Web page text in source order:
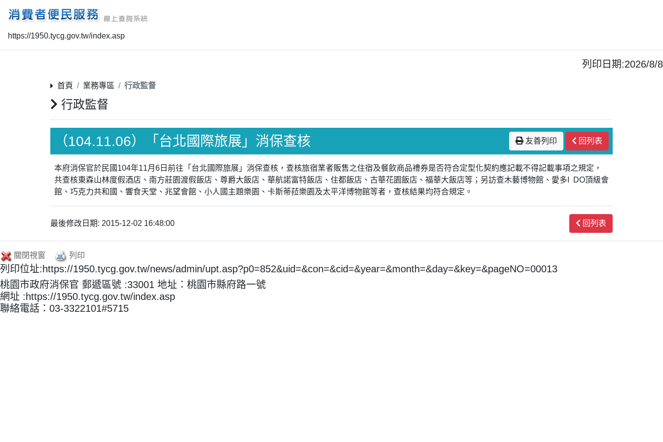
https://1950.tycg.gov.tw/index.asp
列印日期:2026/8/8
首頁 業務專區 行政監督
行政監督
（104.11.06）「台北國際旅展」消保查核 友善列印 回列表
本府消保官於民國104年11月6日前往「台北國際旅展」消保查核，查核旅宿業者販售之住宿及餐飲商品禮券是否符合定型化契約應記載不得記載事項之規定，
共查核東森山林度假酒店、南方莊園渡假飯店、尊爵大飯店、華航諾富特飯店、住都飯店、古華花園飯店、福華大飯店等；另訪查木藝博物館、愛多I DO頂級會
館、巧克力共和國、響食天堂、兆望會館、小人國主題樂園、卡斯蒂菈樂園及太平洋博物館等者，查核結果均符合規定。
最後修改日期: 2015-12-02 16:48:00 回列表
關閉視窗 列印
列印位址:https://1950.tycg.gov.tw/news/admin/upt.asp?p0=852&uid=&con=&cid=&year=&month=&day=&key=&pageNO=00013
桃園市政府消保官 郵遞區號 :33001 地址：桃園市縣府路一號
網址 :https://1950.tycg.gov.tw/index.asp
聯絡電話：03-3322101#5715